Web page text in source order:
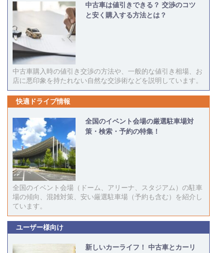
中古車は値引きできる？ 交渉のコツ
と安く購入する方法とは？
中古車購入時の値引き交渉の方法や、一般的な値引き相場、お
店に悪印象を持たれない自然な交渉術などを説明しています。
快適ドライブ情報
全国のイベント会場の厳選駐車場対
策・検索・予約の特集！
全国のイベント会場（ドーム、アリーナ、スタジアム）の駐車
場の傾向、混雑対策、安い厳選駐車場（予約も含む）を紹介し
ています。
ユーザー様向け
新しいカーライフ！ 中古車とカーリ